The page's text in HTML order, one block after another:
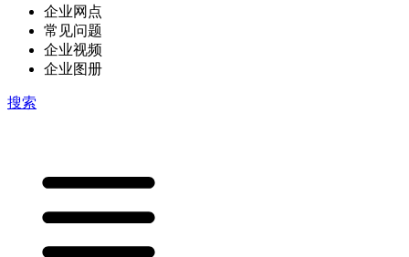
企业网点
常见问题
企业视频
企业图册
搜索